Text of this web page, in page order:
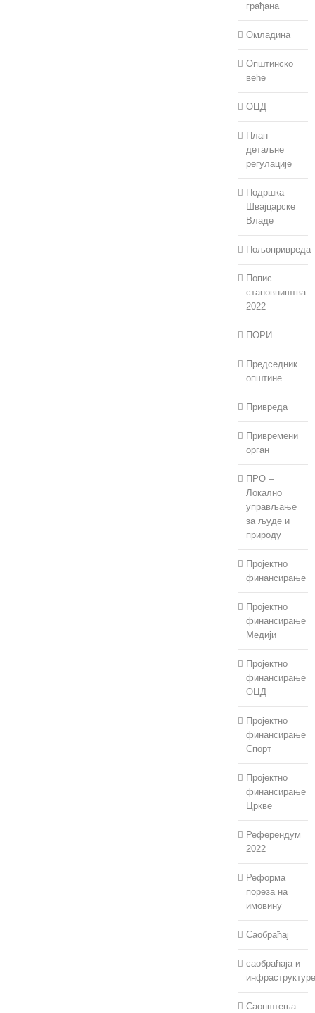
грађана
Омладина
Општинско
веће
ОЦД
План
детаљне
регулације
Подршка
Швајцарске
Владе
Пољопривреда
Попис
становништва
2022
ПОРИ
Председник
општине
Привреда
Привремени
орган
ПРО –
Локално
управљање
за људе и
природу
Пројектно
финансирање
Пројектно
финансирање
Медији
Пројектно
финансирање
ОЦД
Пројектно
финансирање
Спорт
Пројектно
финансирање
Цркве
Референдум
2022
Реформа
пореза на
имовину
Саобраћај
саобраћаја и
инфраструктуре
Саопштења